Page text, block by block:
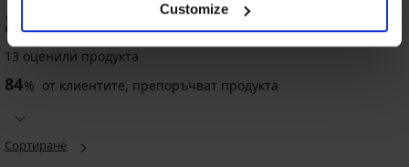
Customize
Сутиен
Perfect
Bra
Tango
28,99
без
87%
13 оценили продукта
84% от клиентите, препоръчват продукта
Сортиране